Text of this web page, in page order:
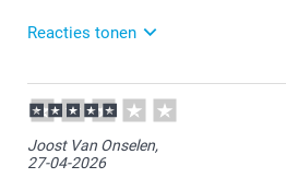
Reacties tonen
15-05-2026
13:43
Bedankt voor je review.
je muismat. Veel plezier er
Joost Van Onselen,
27-04-2026